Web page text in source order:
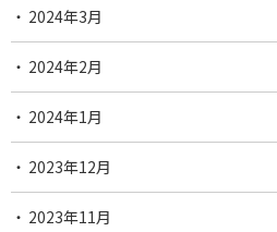
2024年3月
2024年2月
2024年1月
2023年12月
2023年11月